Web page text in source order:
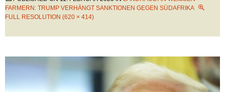
ARMERN: TRUMP VERHÄNGT SANKTIONEN GEGEN SÜDAFRIKA
FULL RESOLUTION (620 × 414)